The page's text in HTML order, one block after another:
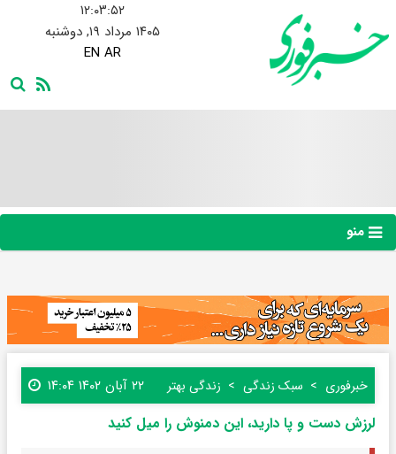
۱۲:۰۳:۵۳
۱۴۰۵ مرداد ۱۹, دوشنبه
EN AR
منو
خبرفوری سبک زندگی زندگی بهتر ۲۲ آبان ۱۴۰۲ ۱۴:۰۴
لرزش دست و پا دارید، این دمنوش را میل کنید